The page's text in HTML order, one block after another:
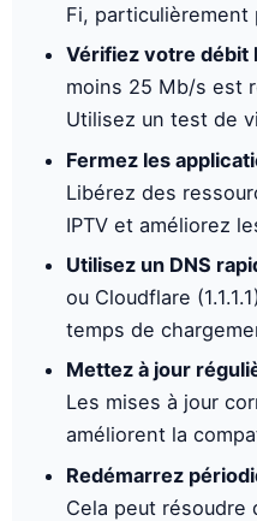
Fi, particulièrement
Vérifiez votre débit
moins 25 Mb/s est
Utilisez un test de
Fermez les
Libérez des
IPTV et améliorez
Utilisez un DNS
ou Cloudflare
temps de
Mettez à jour
Les mises à jour
améliorent la
Redémarrez
Cela peut résoudre